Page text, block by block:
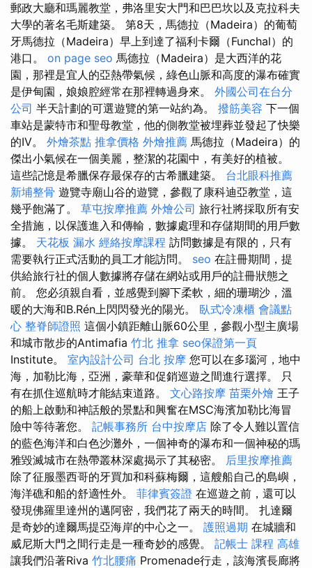
郵政大廳和瑪麗教堂，弗洛里安大門和巴巴坎以及克拉科夫
大學的著名毛斯建築。 第8天，馬德拉（Madeira）的葡萄
牙馬德拉（Madeira）早上到達了福利卡爾（Funchal）的
港口。 on page seo 馬德拉（Madeira）是大西洋的花
園，那裡是宜人的亞熱帶氣候，綠色山脈和高度的瀑布確實
是伊甸園，娘娘腔經常在那裡轉過身來。 外國公司在台分
公司 半天計劃的可選遊覽的第一站約為。 撥筋美容 下一個
車站是蒙特市和聖母教堂，他的側教堂被埋葬並發起了快樂
的IV。 外燴茶點 推拿價格 外燴推薦 馬德拉（Madeira）的
傑出小氣候在一個美麗，整潔的花園中，有美好的植被。
這些記憶是希臘保存最保存的古希臘建築。 台北眼科推薦
新埔整骨 遊覽寺廟山谷的遊覽，參觀了康科迪亞教堂，這
幾乎飽滿了。 草屯按摩推薦 外燴公司 旅行社將採取所有安
全措施，以保護進入和傳輸，數據處理和存儲期間的用戶數
據。 天花板 漏水 經絡按摩課程 訪問數據是有限的，只有
需要執行正式活動的員工才能訪問。 seo 在註冊期間，提
供給旅行社的個人數據將存儲在網站或用戶的註冊狀態之
前。 您必須親自看，並感覺到腳下柔軟，細的珊瑚沙，溫
暖的大海和B.Rén上閃閃發光的陽光。 臥式冷凍櫃 會議點
心 整脊師證照 這個小鎮距離山脈60公里，參觀小型主廣場
和城市散步的Antimafia 竹北 推拿 seo保證第一頁
Institute。 室內設計公司 台北 按摩 您可以在多瑙河，地中
海，加勒比海，亞洲，豪華和促銷巡遊之間進行選擇。 只
有在抓住巡航時才能結束道路。 文心路按摩 苗栗外燴 王子
的船上啟動和神話般的景點和興奮在MSC海濱加勒比海冒
險中等待著您。 記帳事務所 台中按摩店 除了令人難以置信
的藍色海洋和白色沙灘外，一個神奇的瀑布和一個神秘的瑪
雅毀滅城市在熱帶叢林深處揭示了其秘密。 后里按摩推薦
除了征服墨西哥的牙買加和科蘇梅爾，這艘船自己的島嶼，
海洋礁和船的舒適性外。 菲律賓簽證 在巡遊之前，還可以
發現佛羅里達州的邁阿密，我們花了兩天的時間。 扎達爾
是奇妙的達爾馬提亞海岸的中心之一。 護照過期 在城牆和
威尼斯大門之間行走是一種奇妙的感覺。 記帳士 課程 高雄
讓我們沿著Riva 竹北腰痛 Promenade行走，該海濱長廊將